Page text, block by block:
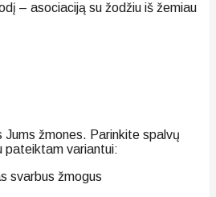
– asociaciją su žodžiu iš žemiau
Jums žmones. Parinkite spalvų
pateiktam variantui:
svarbus žmogus